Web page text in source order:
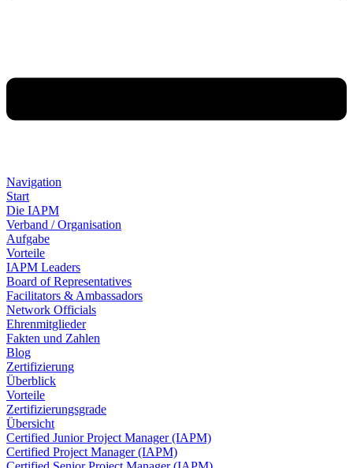
Navigation
Start
Die IAPM
Verband / Organisation
Aufgabe
Vorteile
IAPM Leaders
Board of Representatives
Facilitators & Ambassadors
Network Officials
Ehrenmitglieder
Fakten und Zahlen
Blog
Zertifizierung
Überblick
Vorteile
Zertifizierungsgrade
Übersicht
Certified Junior Project Manager (IAPM)
Certified Project Manager (IAPM)